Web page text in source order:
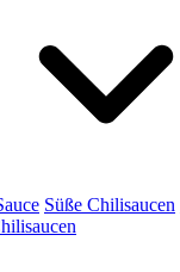
Süße Chilisaucen